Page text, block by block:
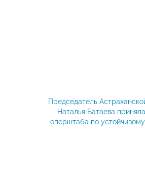
Председатель
Наталья Батаева
оперштаба по